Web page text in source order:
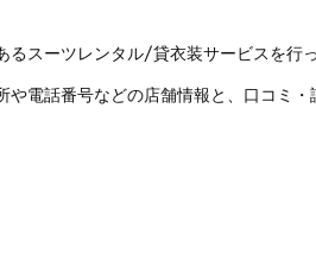
スーツレンタル/貸衣装サービスを行
電話番号などの店舗情報と、口コミ・